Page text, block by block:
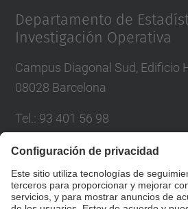
Departamento de
Investigación Operativa
Campus Diagonal Sud, Edificio
08028 Barcelona
Tel. : 93 401 56 98
Correo:director.eio@upc.edu
Directorio UPC